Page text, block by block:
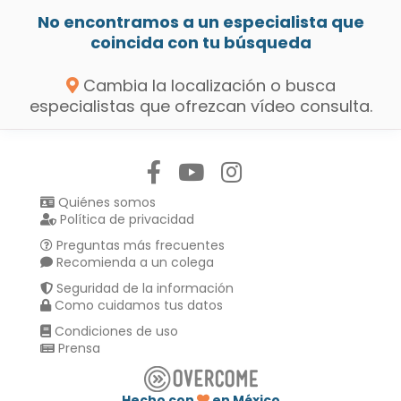
No encontramos a un especialista que
coincida con tu búsqueda
Cambia la localización o busca
especialistas que ofrezcan vídeo consulta.
Quiénes somos
Política de privacidad
Preguntas más frecuentes
Recomienda a un colega
Seguridad de la información
Como cuidamos tus datos
Condiciones de uso
Prensa